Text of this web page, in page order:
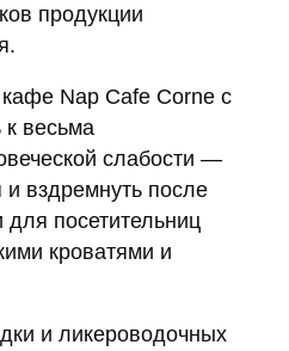
продукции
Nap Cafe Corne с
весьма
слабости —
вздремнуть после
посетительниц
кроватями и
и ликероводочных